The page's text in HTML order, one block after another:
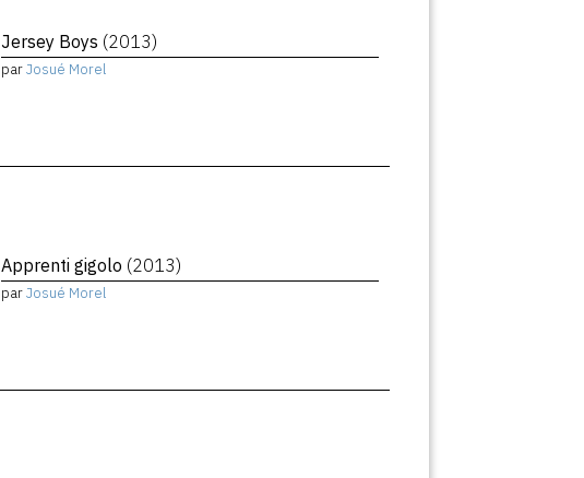
Jersey Boys (2013)
parJosué Morel
Apprenti gigolo (2013)
parJosué Morel